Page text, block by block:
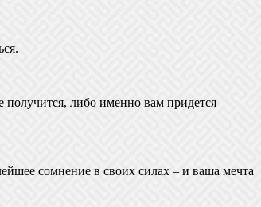
получится, либо именно вам придется
сомнение в своих силах – и ваша мечта